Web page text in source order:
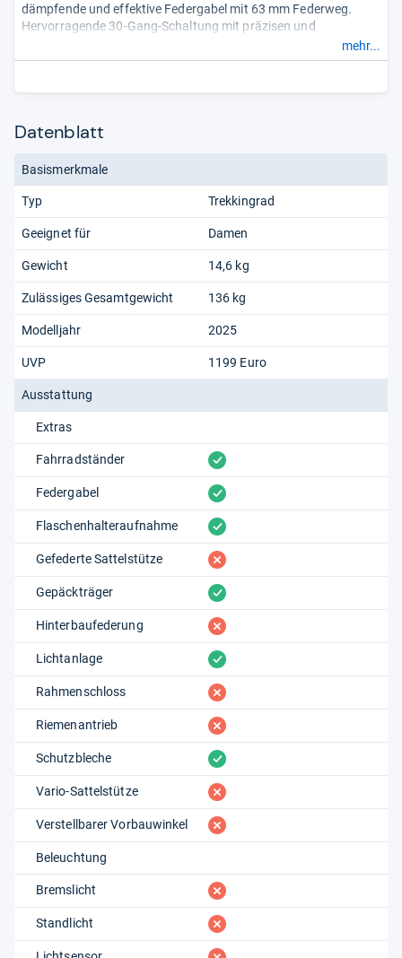
dämpfende und effektive Federgabel mit 63 mm Federweg.
Hervorragende 30-Gang-Schaltung mit präzisen und
Gelände. Super Bremsen. Pannensichere Reifen mit geringem
Gewicht, optimal für einen sportlicheren
mehr...
Datenblatt
Basismerkmale
Typ Trekkingrad
Geeignet für Damen
Gewicht 14,6 kg
Zulässiges Gesamtgewicht 136 kg
Modelljahr 2025
UVP 1199 Euro
Ausstattung
Extras
Fahrradständer vorhanden
Federgabel vorhanden
Flaschenhalteraufnahme vorhanden
Gefederte Sattelstütze fehlt
Gepäckträger vorhanden
Hinterbaufederung fehlt
Lichtanlage vorhanden
Rahmenschloss fehlt
Riemenantrieb fehlt
Schutzbleche vorhanden
Vario-Sattelstütze fehlt
Verstellbarer Vorbauwinkel fehlt
Beleuchtung
Bremslicht fehlt
Standlicht fehlt